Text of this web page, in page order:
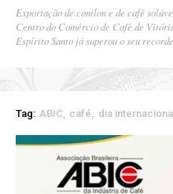
Exportação de conilon e de café
Centro do Comércio de Café de
Espírito Santo já superou o seu
Tag: ABIC café dia